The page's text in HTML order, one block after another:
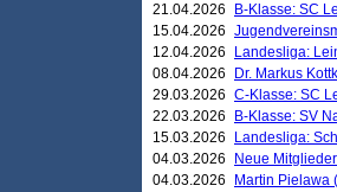
21.04.2026
B-Klasse: SC
15.04.2026
12.04.2026
Landesliga:
08.04.2026
Dr. Markus
29.03.2026 C-Klasse: SC
22.03.2026
B-Klasse: SV
15.03.2026
Landesliga:
04.03.2026
Neue
04.03.2026
Martin Pielawa